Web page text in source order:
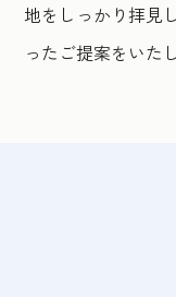
地をしっかり拝見
ったご提案をいた